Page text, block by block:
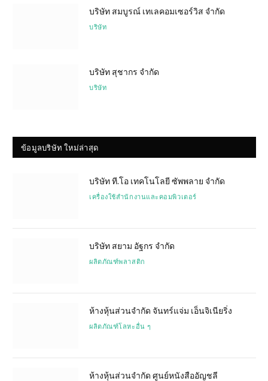
บริษัท สมบูรณ์ เทเลคอมเซอร์วิส จำกัด
บริษัท
บริษัท สุชากร จำกัด
บริษัท
ข้อมูลบริษัท ใหม่ล่าสุด
บริษัท ที.โอ เทคโนโลยี ซัพพลาย จำกัด
เครื่องใช้สำนักงานและคอมพิวเตอร์
บริษัท สยาม อัฐกร จำกัด
ผลิตภัณฑ์พลาสติก
ห้างหุ้นส่วนจำกัด จันทร์แจ่ม เอ็นจิเนียริ่ง
ผลิตภัณฑ์โลหะอื่น ๆ
ห้างหุ้นส่วนจำกัด ศูนย์หนังสืออัญชลี